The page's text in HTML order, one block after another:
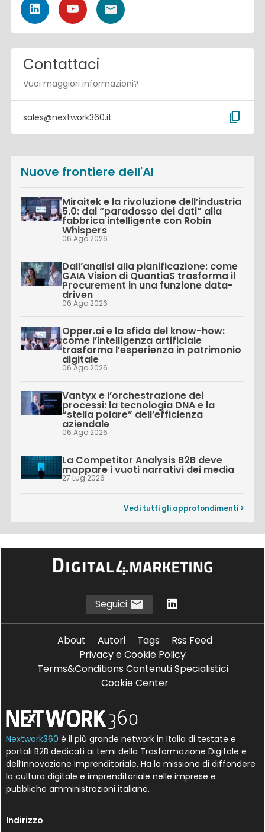
Contattaci
Vuoi maggiori informazioni?
sales@nextwork360.it content_copy
Nuove frontiere dell'AI
Miraitek e la rivoluzione dell’industria
5.0: dal “paradosso dei dati” alla
fabbrica intelligente con Robin
Whispers
06 Ago 2026
Dall’analisi alla pianificazione: come
GAIA Vision di QuantiaS trasforma il
Procurement in una funzione data-
driven
06 Ago 2026
Opper.ai e la sfida del know-how:
come l’intelligenza artificiale
trasforma l’esperienza in patrimonio
digitale
06 Ago 2026
Vantyx e l’orchestrazione dei
processi: la tecnologia DNA e la
“stella polare” dell’efficienza
aziendale
06 Ago 2026
La Competitor Analysis B2B deve
mappare i vuoti narrativi dei media
27 Lug 2026
Vedi tutti gli approfondimenti >
Seguici
About Autori Tags
Rss Feed
Privacy e Cookie Policy
Terms&Conditions Contenuti Specialistici
Cookie Center
Nextwork360 è il più grande network in Italia di testate e
portali B2B dedicati ai temi della Trasformazione Digitale e
dell’Innovazione Imprenditoriale. Ha la missione di diffondere
la cultura digitale e imprenditoriale nelle imprese e
pubbliche amministrazioni italiane.
Indirizzo